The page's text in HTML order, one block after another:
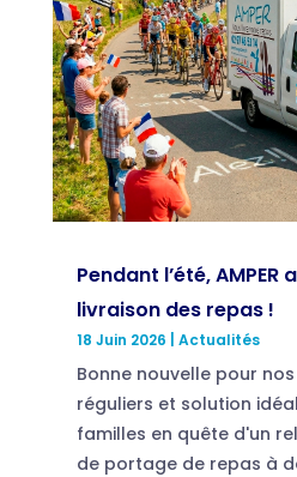
Pendant l’été, AMPER
livraison des repas !
18 Juin 2026 Actualités
Bonne nouvelle pour
réguliers et solution
familles en quête d'un
de portage de repas à